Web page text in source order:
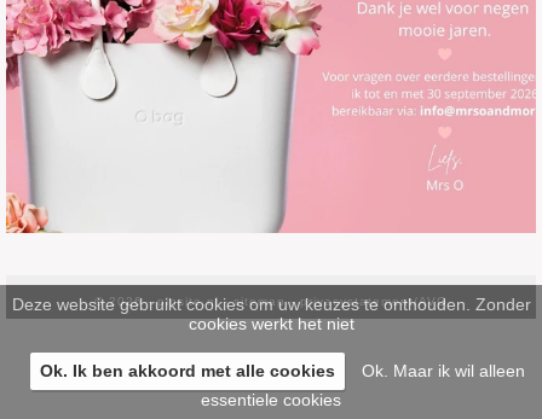
© 2026 -pinsite.nl-sitemap-privacystatement/AVG
Deze website gebruikt cookies om uw keuzes te onthouden. Zonder
cookies werkt het niet
Ok. Ik ben akkoord met alle cookies
Ok. Maar ik wil alleen
essentiele cookies